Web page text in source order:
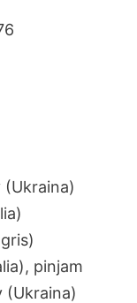
(Ukraina)
pinjam
(Ukraina)